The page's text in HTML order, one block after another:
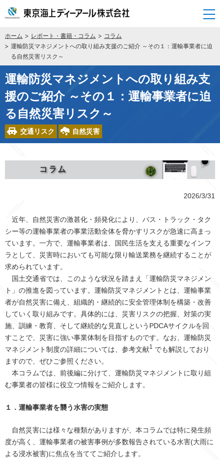
開く
ホーム レポート・書籍・コラム
コラム
運輸防災マネジメントへの取り組み支援のご紹介 ～その１：運輸事業者に迫
る自然災害リスク～
運輸防災マネジメントへの取り組み支
援のご紹介 ～その１：運輸事業者に迫
る自然災害リスク～
交通リスク 自然災害
2026/3/31
近年、自然災害の激甚化・頻発化により、バス・トラック・タク
シー等の運輸事業者の事業活動全体を脅かすリスクが急速に高まっ
ています。一方で、運輸事業者は、国民生活を支える重要なインフ
ラとして、災害時においても可能な限り輸送業務を継続することが
求められています。
国土交通省では、このような状況を踏まえ「運輸防災マネジメン
ト」の推進を図っています。運輸防災マネジメントとは、運輸事業
者が自然災害に備え、組織的・継続的に安全管理体制を構築・改善
していく取り組みです。具体的には、災害リスクの把握、対策の実
施、訓練・教育、そして継続的な見直しというPDCAサイクルを回
すことで、災害に強い事業体制を目指すものです。なお、運輸防災
マネジメント制度の詳細については、参考文献1 でも解説しており
ますので、ぜひご参照ください。
本コラムでは、前後編に分けて、運輸防災マネジメントに取り組
む事業者の皆様に役立つ情報をご紹介します。
１．運輸事業者を襲う水害の実態
自然災害には様々な種類がありますが、本コラムでは特に発生頻
度が高く、運輸事業者の被害事例が多数報告されている水害(大雨に
よる浸水被害)に焦点を当ててご紹介します。